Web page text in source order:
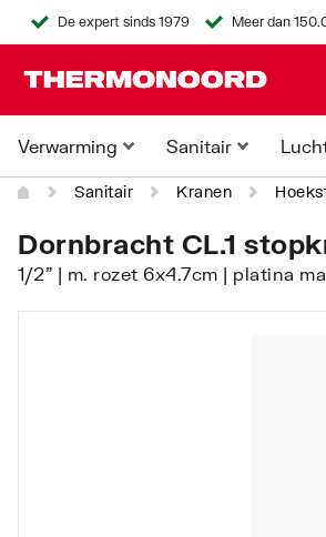
De expert sinds 1979 Meer dan
Verwarming Sanitair
Sanitair Kranen
Dornbracht CL.1
1/2" | m. rozet 6x4.7cm | platina